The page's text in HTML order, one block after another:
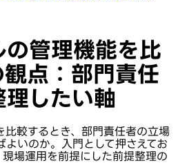
管理機能を比
点：部門責任
したい軸
比較するとき、部門責任者の立場
いのか。入門として押さえてお
場運用を前提にした前提整理の